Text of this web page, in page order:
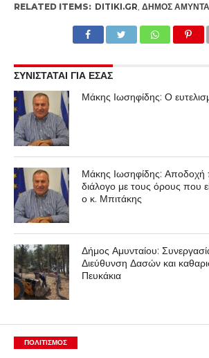
RELATED ITEMS: DITIKI.GR ΔΉΜΟΣ
ΣΥΝΙΣΤΑΤΑΙ ΓΙΑ ΕΣΑΣ
Μάκης Ιωσηφίδης: Ο
Μάκης Ιωσηφίδης: Αποδοχή
διάλογο με τους όρους που
ο κ. Μπιτάκης
Δήμος Αμυνταίου:
Διεύθυνση Δασών και
Πευκάκια
ΠΟΛΙΤΙΣΜΌΣ